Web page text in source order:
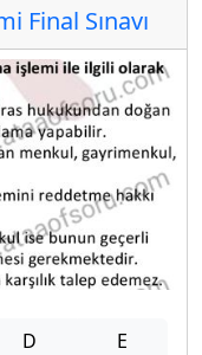
Final Sınavı
D E